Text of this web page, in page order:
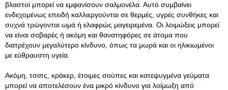
βλαστοί μπορεί να εμφανίσουν σαλμονέλα. Αυτό συμβαίνει
ενδεχομένως επειδή καλλιεργούνται σε θερμές, υγρές συνθήκες και
συχνά τρώγονται ωμά ή ελαφρώς μαγειρεμένα. Οι λοιμώξεις μπορεί
να είναι σοβαρές ή ακόμη και θανατηφόρες σε άτομα που
διατρέχουν μεγαλύτερο κίνδυνο, όπως τα μωρά και οι ηλικιωμένοι
με εύθραυστη υγεία.
Ακόμη, τσιπς, κράκερ, έτοιμες σούπες και κατεψυγμένα γεύματα
μπορεί να αποτελέσουν ένα μικρό κίνδυνο για λοίμωξη από